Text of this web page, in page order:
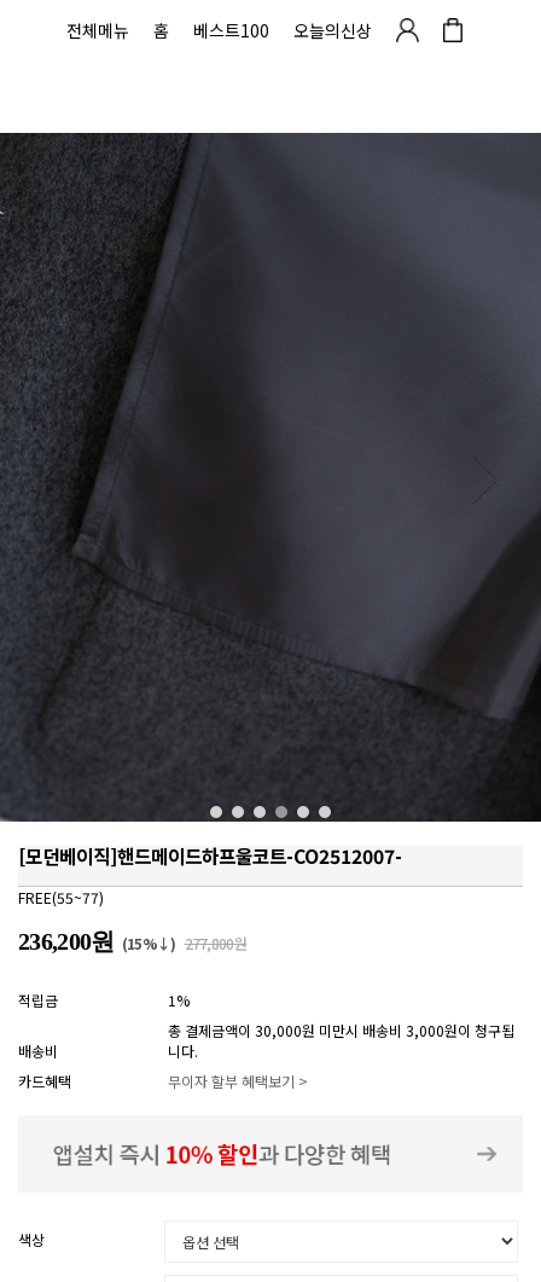
전체메뉴 홈 베스트100 오늘의신상
[모던베이직]핸드메이드하프울코트-CO2512007-
FREE(55~77)
236,200원 (15%↓) 277,800원
적립금 1%
배송비
총 결제금액이 30,000원 미만시 배송비 3,000원이 청구됩
니다.
카드혜택
무이자 할부 혜택보기 >
색상